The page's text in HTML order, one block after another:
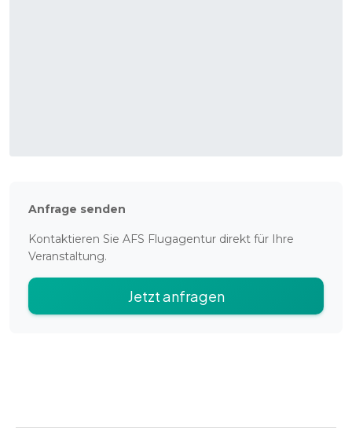
Anfrage senden
Kontaktieren Sie AFS Flugagentur direkt für Ihre
Veranstaltung.
Jetzt anfragen